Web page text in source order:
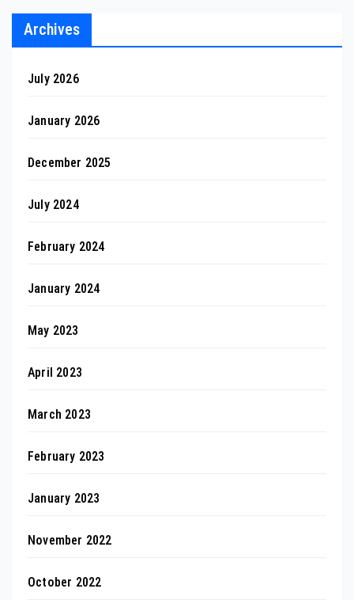
Archives
July 2026
January 2026
December 2025
July 2024
February 2024
January 2024
May 2023
April 2023
March 2023
February 2023
January 2023
November 2022
October 2022